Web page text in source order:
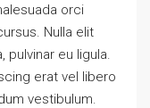
orci
Nulla elit
pulvinar eu ligula.
erat vel libero
vestibulum.